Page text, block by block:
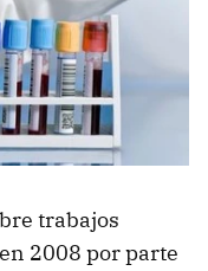
trabajos
2008 por parte